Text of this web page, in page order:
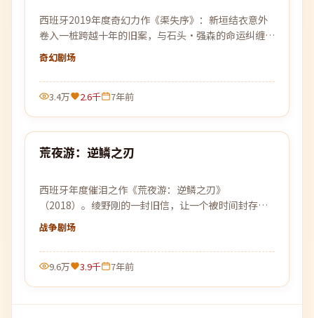
西班牙2019年度奇幻力作《渠失序》：新垣结衣意外
卷入一桩跨越十年的旧案，与石头·强森的命运纠缠在
一起，真相比想象中更加危险。
奇幻剧场
3.4万 2.6千 7年前
最新
99:58
荒夜游：逆鳞之刃
西班牙年度催泪之作《荒夜游：逆鳞之刃》
（2018）。绫野刚的一封旧信，让一个被时间封存的
故事重见天日，关于离别、守候与原谅。
战争剧场
9.6万 3.9千 7年前